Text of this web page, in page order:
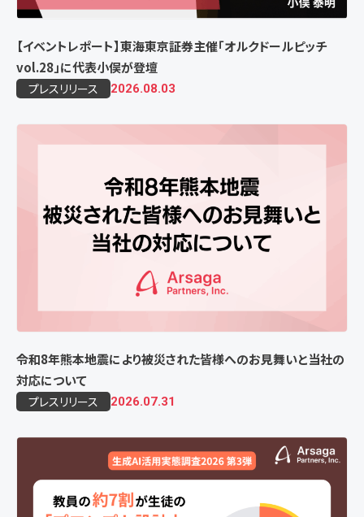
【イベントレポート】東海東京証券主催「オルクドールピッチ
vol.28」に代表小俣が登壇
プレスリリース 2026.08.03
令和8年熊本地震により被災された皆様へのお見舞いと当社の
対応について
プレスリリース 2026.07.31